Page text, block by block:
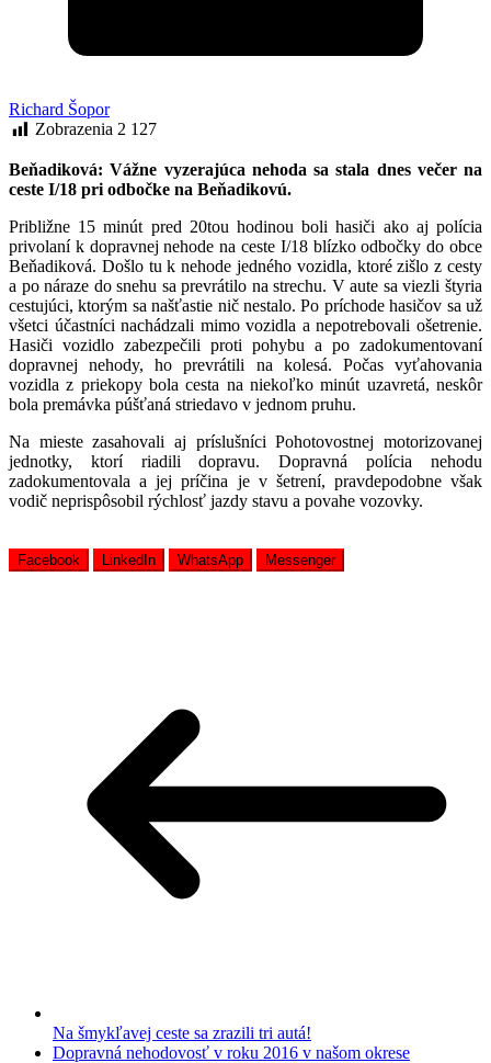
Richard Šopor
Zobrazenia 2 127
Beňadiková: Vážne vyzerajúca nehoda sa stala dnes večer na
ceste I/18 pri odbočke na Beňadikovú.
Približne 15 minút pred 20tou hodinou boli hasiči ako aj polícia
privolaní k dopravnej nehode na ceste I/18 blízko odbočky do obce
Beňadiková. Došlo tu k nehode jedného vozidla, ktoré zišlo z cesty
a po náraze do snehu sa prevrátilo na strechu. V aute sa viezli štyria
cestujúci, ktorým sa našťastie nič nestalo. Po príchode hasičov sa už
všetci účastníci nachádzali mimo vozidla a nepotrebovali ošetrenie.
Hasiči vozidlo zabezpečili proti pohybu a po zadokumentovaní
dopravnej nehody, ho prevrátili na kolesá. Počas vyťahovania
vozidla z priekopy bola cesta na niekoľko minút uzavretá, neskôr
bola premávka púšťaná striedavo v jednom pruhu.
Na mieste zasahovali aj príslušníci Pohotovostnej motorizovanej
jednotky, ktorí riadili dopravu. Dopravná polícia nehodu
zadokumentovala a jej príčina je v šetrení, pravdepodobne však
vodič neprispôsobil rýchlosť jazdy stavu a povahe vozovky.
Facebook LinkedIn WhatsApp Messenger
Na šmykľavej ceste sa zrazili tri autá!
Dopravná nehodovosť v roku 2016 v našom okrese